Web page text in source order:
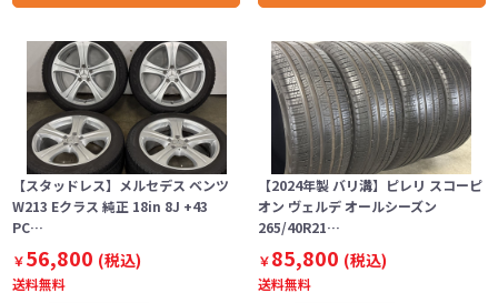
【スタッドレス】メルセデス ベンツ
W213 Eクラス 純正 18in 8J +43
PC…
￥56,800 (税込)
送料無料
【2024年製 バリ溝】ピレリ スコーピ
オン ヴェルデ オールシーズン
265/40R21…
￥85,800 (税込)
送料無料